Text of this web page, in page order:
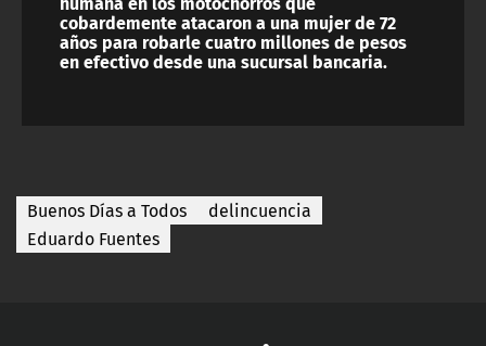
cobardemente atacaron a una mujer de 72
años para robarle cuatro millones de pesos
en efectivo desde una sucursal bancaria.
Buenos Días a Todos
delincuencia
Eduardo Fuentes